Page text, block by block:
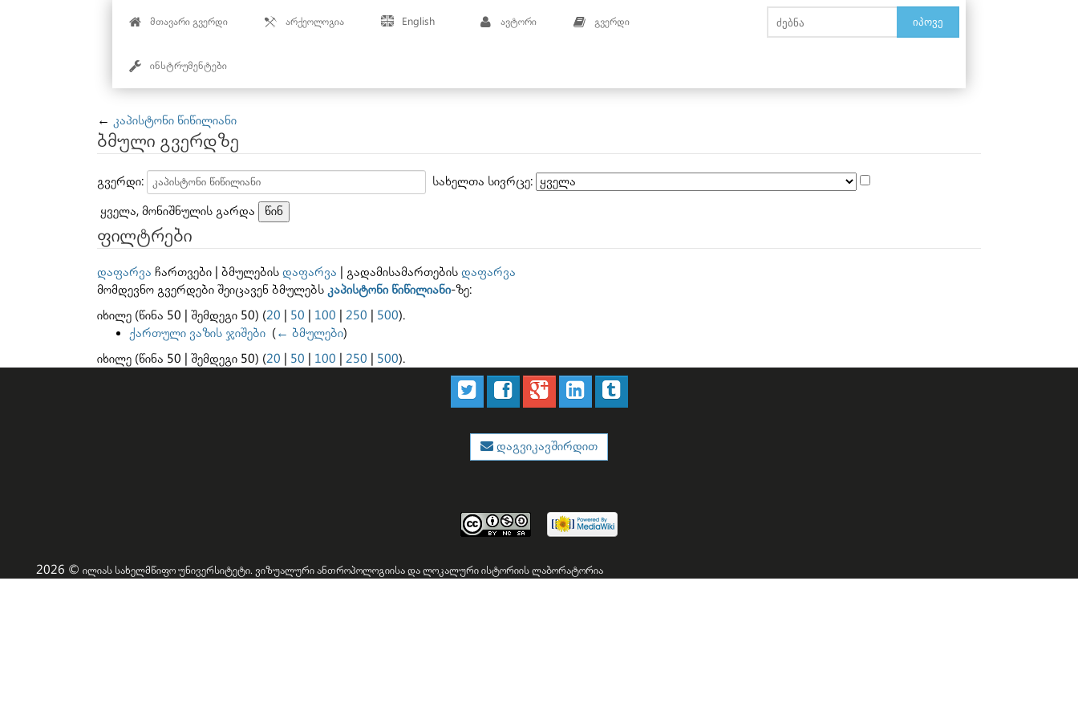
მთავარი გვერდი არქეოლოგია English იპოვე
ავტორი გვერდი
ინსტრუმენტები
← კაპისტონი წიწილიანი
ბმული გვერდზე
გვერდი:
სახელთა სივრცე:
ყველა, მონიშნულის გარდა
ფილტრები
დაფარვა ჩართვები | ბმულების დაფარვა | გადამისამართების დაფარვა
მომდევნო გვერდები შეიცავენ ბმულებს კაპისტონი წიწილიანი-ზე:
იხილე (წინა 50 | შემდეგი 50) (20 50 100 250 500).
ქართული ვაზის ჯიშები‎ (← ბმულები)
იხილე (წინა 50 | შემდეგი 50) (20 50 100 250 500).
დაგვიკავშირდით
2026 © ილიას სახელმწიფო უნივერსიტეტი. ვიზუალური ანთროპოლოგიისა და ლოკალური ისტორიის ლაბორატორია